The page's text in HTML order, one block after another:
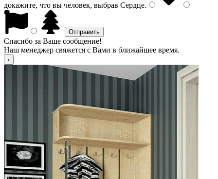
докажите, что вы человек, выбрав Сердце.
Спасибо за Ваше сообщение!
Наш менеджер свяжется с Вами в ближайшее время.